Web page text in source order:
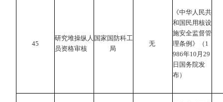
45
研究堆操纵人
员资格审核
国家国防科工
局
无
《中华人民共
和国民用核设
施安全监督管
理条例》（1
986年10月29
日国务院发
布）